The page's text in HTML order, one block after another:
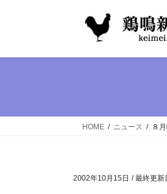
HOME ニュース ８
2002年10月15日 / 最終更新